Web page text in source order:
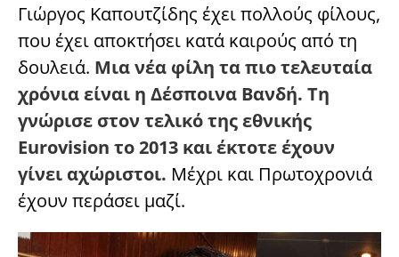
Γιώργος Καπουτζίδης έχει πολλούς φίλους,
που έχει αποκτήσει κατά καιρούς από τη
δουλειά. Μια νέα φίλη τα πιο τελευταία
χρόνια είναι η Δέσποινα Βανδή. Τη
γνώρισε στον τελικό της εθνικής
Eurovision το 2013 και έκτοτε έχουν
γίνει αχώριστοι. Μέχρι και Πρωτοχρονιά
έχουν περάσει μαζί.